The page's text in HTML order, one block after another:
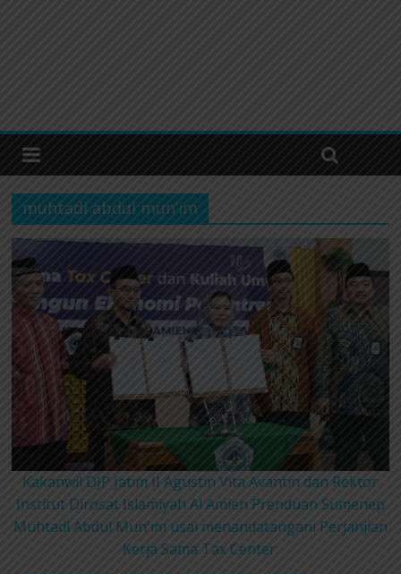
muhtadi abdul mun’im
Kakanwil DJP Jatim II Agustin Vita Avantin dan Rektor
Institut Dirosat Islamiyah Al Amien Prenduan Sumenep
Muhtadi Abdul Mun'im usai menandatangani Perjanjian
Kerja Sama Tax Center.